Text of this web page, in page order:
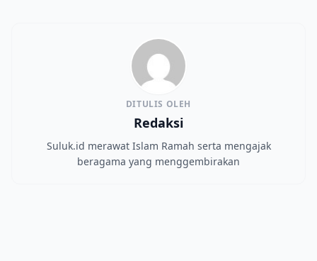
DITULIS OLEH
Redaksi
Suluk.id merawat Islam Ramah serta mengajak
beragama yang menggembirakan